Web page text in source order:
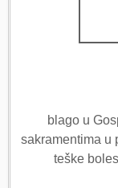
blago u
sakramentima u
teške